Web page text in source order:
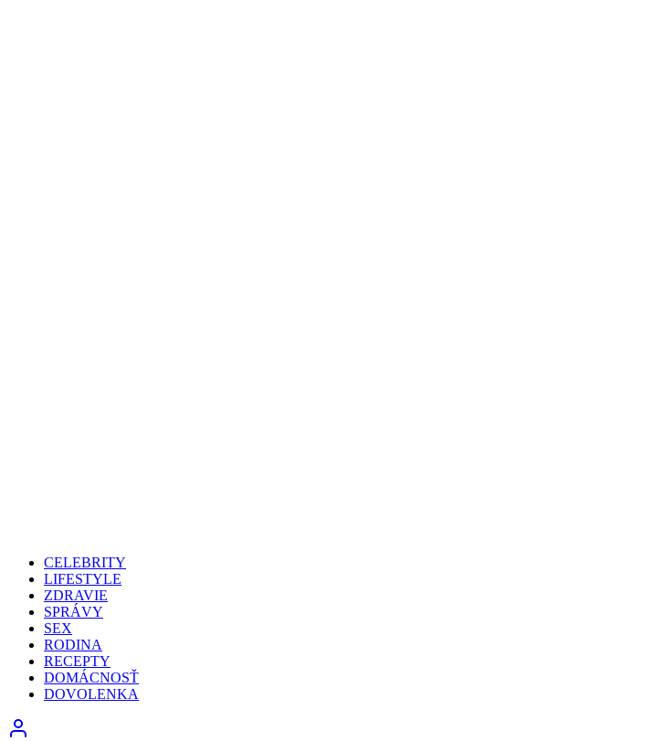
CELEBRITY
LIFESTYLE
ZDRAVIE
SPRÁVY
SEX
RODINA
RECEPTY
DOMÁCNOSŤ
DOVOLENKA